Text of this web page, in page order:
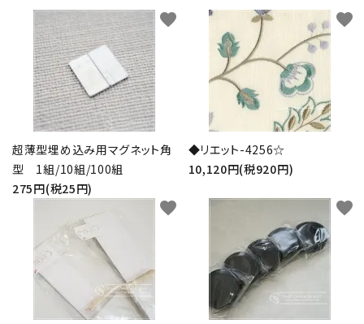
超薄型埋め込み用マグネット角
型 1組/10組/100組
275円(税25円)
favorite
◆リエット-4256☆
10,120円(税920円)
favorite
favorite favorite